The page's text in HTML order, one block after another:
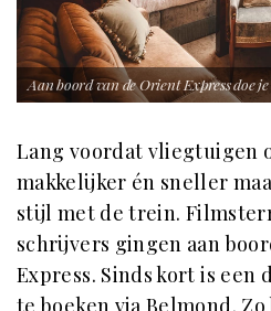
Aan boord van de Orient Express doe
Lang voordat vliegtuigen
makkelijker én sneller
stijl met de trein.
schrijvers gingen aan
Express. Sinds kort is een
te boeken via Belmond.